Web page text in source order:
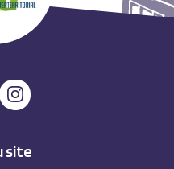
site